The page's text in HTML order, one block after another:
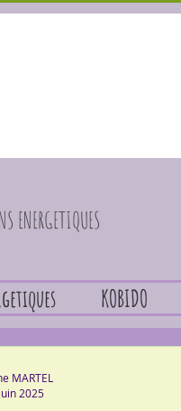
ENERGETIQUES
KOBIDO
MARTEL
2025